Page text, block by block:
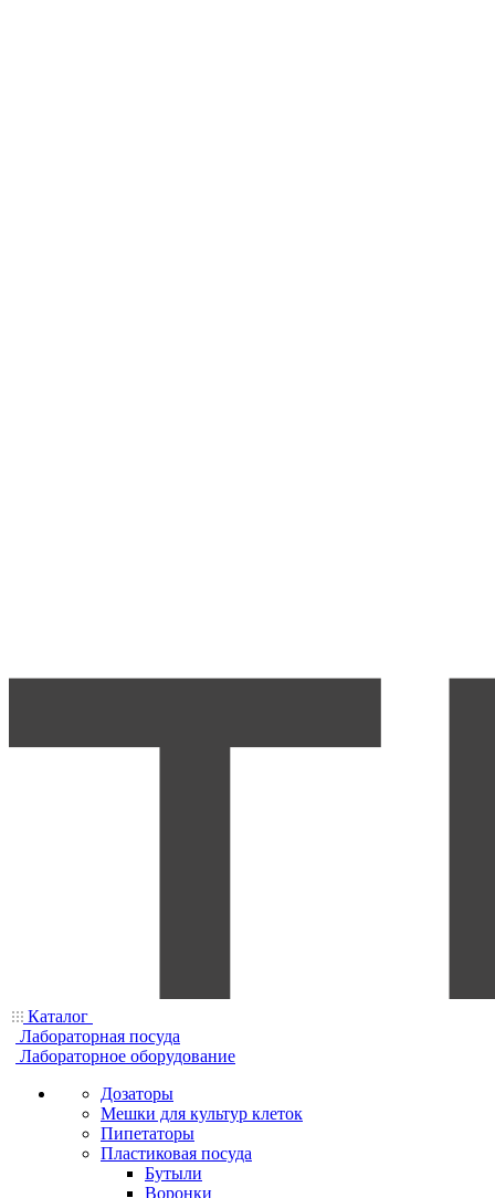
Каталог
Лабораторная посуда
Лабораторное оборудование
Дозаторы
Мешки для культур клеток
Пипетаторы
Пластиковая посуда
Бутыли
Воронки